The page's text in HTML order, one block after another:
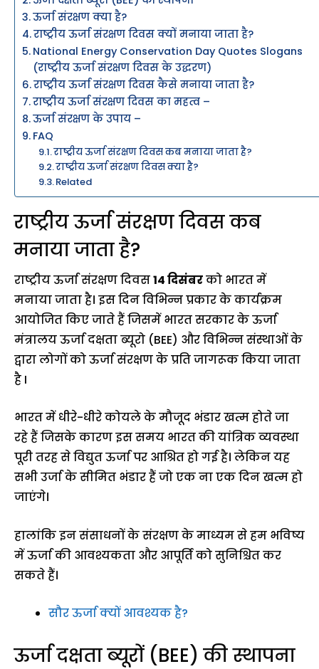
ऊर्जा संरक्षण क्या है?
राष्ट्रीय ऊर्जा संरक्षण दिवस क्यों मनाया जाता है?
National Energy Conservation Day Quotes Slogans
(राष्ट्रीय ऊर्जा संरक्षण दिवस के उद्धरण)
राष्ट्रीय ऊर्जा संरक्षण दिवस कैसे मनाया जाता है?
राष्ट्रीय ऊर्जा संरक्षण दिवस का महत्व –
ऊर्जा संरक्षण के उपाय –
FAQ
राष्ट्रीय ऊर्जा संरक्षण दिवस कब मनाया जाता है?
राष्ट्रीय ऊर्जा संरक्षण दिवस क्या है?
Related
राष्ट्रीय ऊर्जा संरक्षण दिवस कब
मनाया जाता है?
राष्ट्रीय ऊर्जा संरक्षण दिवस14 दिसंबरको भारत में
मनाया जाता है। इस दिन विभिन्न प्रकार के कार्यक्रम
आयोजित किए जाते हैं जिसमें भारत सरकार के ऊर्जा
मंत्रालय ऊर्जा दक्षता ब्‍यूरो (BEE) और विभिन्न संस्थाओं के
द्वारा लोगों को ऊर्जा संरक्षण के प्रति जागरूक किया जाता
है I
भारत में धीरे-धीरे कोयले के मौजूद भंडार खत्म होते जा
रहे हैं जिसके कारण इस समय भारत की यांत्रिक व्यवस्था
पूरी तरह से विद्युत ऊर्जा पर आश्रित हो गई है। लेकिन यह
सभी उर्जा के सीमित भंडार हैं जो एक ना एक दिन खत्म हो
जाएंगे।
हालांकि इन संसाधनों के संरक्षण के माध्यम से हम भविष्य
में ऊर्जा की आवश्यकता और आपूर्ति को सुनिश्चित कर
सकते हैं।
सौर ऊर्जा क्यों आवश्यक है?
ऊर्जा दक्षता ब्यूरों (BEE) की स्थापना